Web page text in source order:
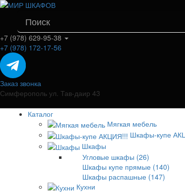
+7 (978) 629-95-38
+7 (978) 172-17-56
Заказ звонка
Симферополь ул. Тав-даир 43
Каталог
Мягкая мебель
Шкафы-купе
Шкафы
Угловые шкафы (26)
Шкафы купе прямые (140)
Шкафы распашные (147)
Кухни